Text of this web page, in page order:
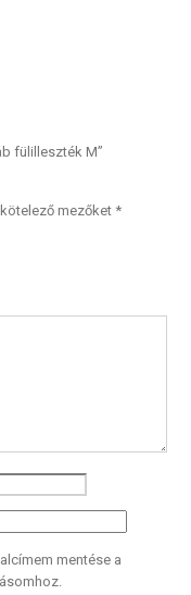
fülilleszték M”
mezőket *
mentése a